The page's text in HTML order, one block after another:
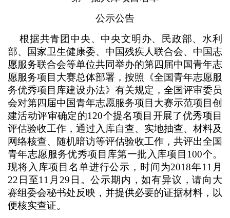
公示公告
根据共青团中央、中央文明办、民政部、水利
部、国家卫生健康委、中国残疾人联合会、中国志
愿服务联合会等单位共同举办的第四届中国青年志
愿服务项目大赛总体部署，按照《全国青年志愿服
务优秀项目库建设办法》有关规定，全国评审委员
会对第四届中国青年志愿服务项目大赛示范项目创
建活动评审确定的120个提名项目开展了优秀项目
评估验收工作，通过入库自查、实地抽查、材料及
网络核查、随机暗访等评估验收工作，共评出全国
青年志愿服务优秀项目库第一批入库项目100个。
现将入库项目名单进行公示，时间为2018年11月
22日至11月29日。公示期内，如有异议，请向大
赛组委会秘书处反映，并提供必要的证据材料，以
便核实查证。